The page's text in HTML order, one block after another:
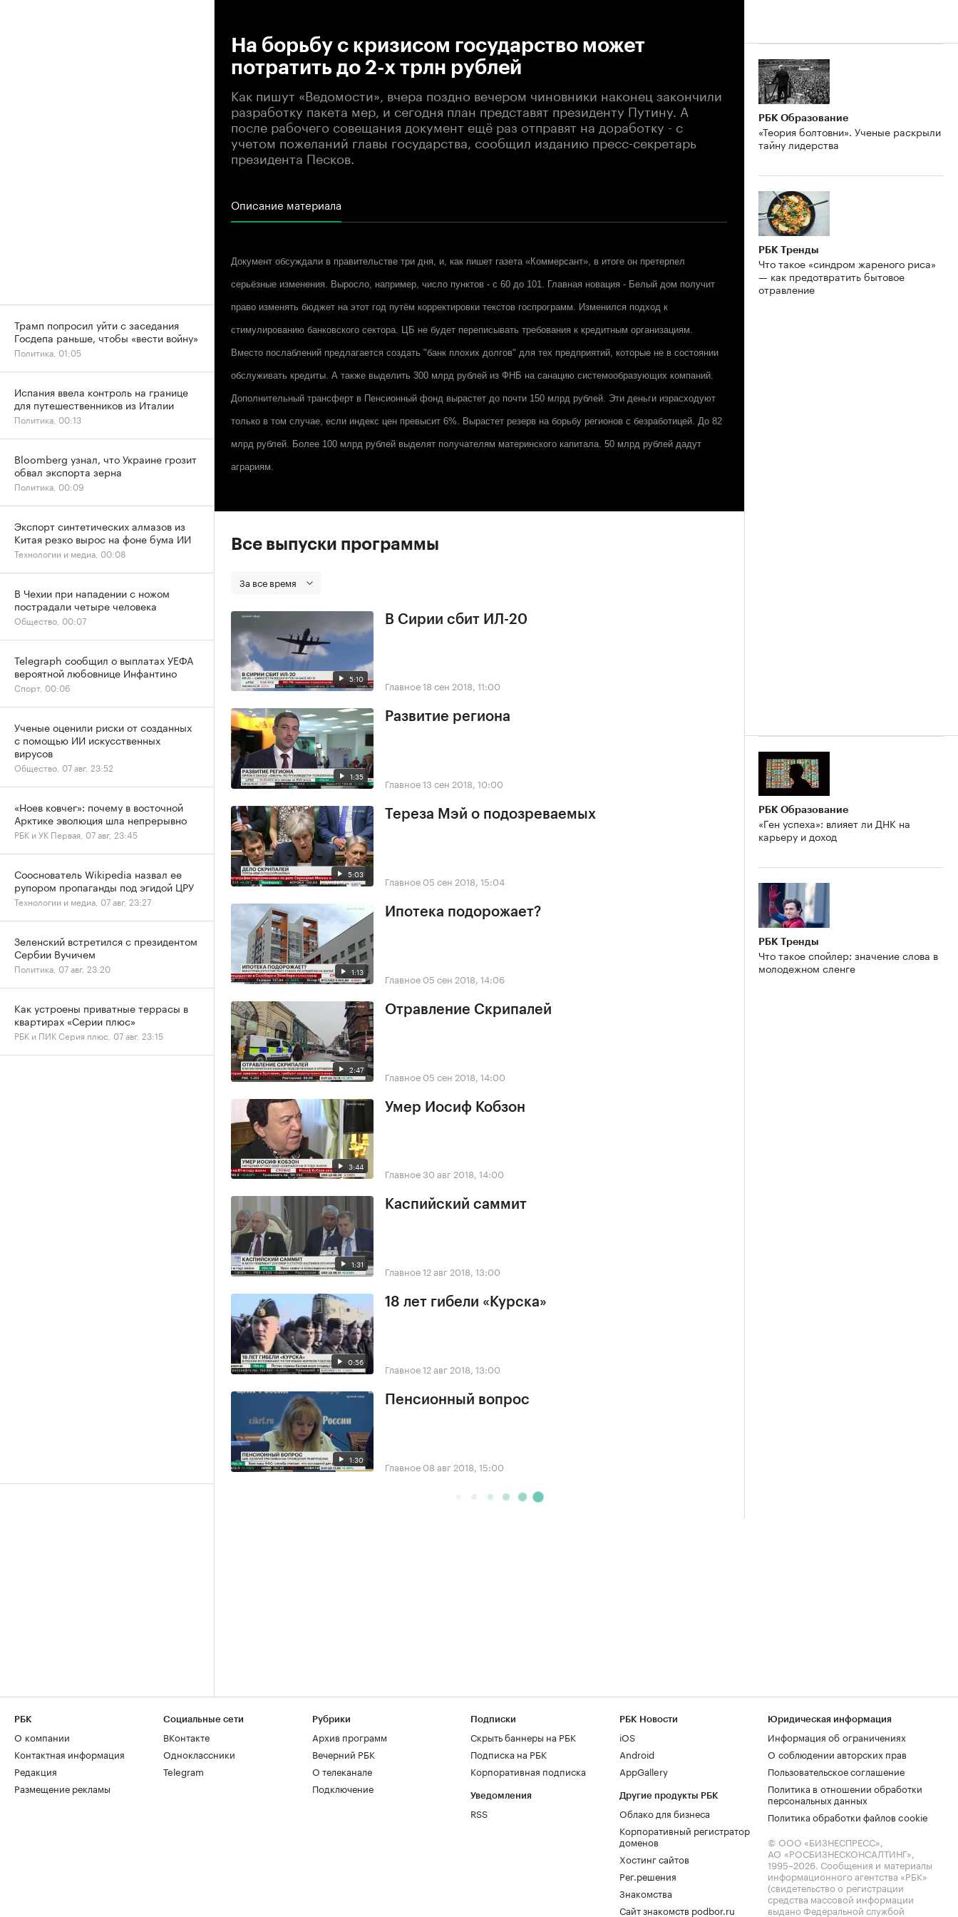
На борьбу с кризисом государство может
потратить до 2-х трлн рублей
Как пишут «Ведомости», вчера поздно вечером чиновники наконец закончили
разработку пакета мер, и сегодня план представят президенту Путину. А
после рабочего совещания документ ещё раз отправят на доработку - с
учетом пожеланий главы государства, сообщил изданию пресс-секретарь
президента Песков.
Описание материала
Документ обсуждали в правительстве три дня, и, как пишет газета «Коммерсант», в итоге он претерпел
серьёзные изменения. Выросло, например, число пунктов - с 60 до 101. Главная новация - Белый дом получит
право изменять бюджет на этот год путём корректировки текстов госпрограмм. Изменился подход к
стимулированию банковского сектора. ЦБ не будет переписывать требования к кредитным организациям.
Вместо послаблений предлагается создать "банк плохих долгов" для тех предприятий, которые не в состоянии
обслуживать кредиты. А также выделить 300 млрд рублей из ФНБ на санацию системообразующих компаний.
Дополнительный трансферт в Пенсионный фонд вырастет до почти 150 млрд рублей. Эти деньги израсходуют
только в том случае, если индекс цен превысит 6%. Вырастет резерв на борьбу регионов с безработицей. До 82
млрд рублей. Более 100 млрд рублей выделят получателям материнского капитала. 50 млрд рублей дадут
аграриям.
Все выпуски программы
За все время
5:10
В Сирии сбит ИЛ-20
Главное18 сен 2018, 11:00
1:35
Развитие региона
Главное13 сен 2018, 10:00
5:03
Тереза Мэй о подозреваемых
Главное 05 сен 2018, 15:04
1:13
Ипотека подорожает?
Главное 05 сен 2018, 14:06
2:47
Отравление Скрипалей
Главное 05 сен 2018, 14:00
3:44
Умер Иосиф Кобзон
Главное30 авг 2018, 14:00
1:31
Каспийский саммит
Главное12 авг 2018, 13:00
0:56
18 лет гибели «Курска»
Главное12 авг 2018, 13:00
1:30
Пенсионный вопрос
Главное 08 авг 2018, 15:00
РБК Образование
«Теория болтовни». Ученые раскрыли
тайну лидерства
РБК Тренды
Что такое «синдром жареного риса»
— как предотвратить бытовое
отравление
РБК Образование
«Ген успеха»: влияет ли ДНК на
карьеру и доход
РБК Тренды
Что такое спойлер: значение слова в
молодежном сленге
Трамп попросил уйти с заседания
Госдепа раньше, чтобы «вести войну»
Политика, 01:05
Испания ввела контроль на границе
для путешественников из Италии
Политика, 00:13
Bloomberg узнал, что Украине грозит
обвал экспорта зерна
Политика, 00:09
Экспорт синтетических алмазов из
Китая резко вырос на фоне бума ИИ
Технологии и медиа, 00:08
В Чехии при нападении с ножом
пострадали четыре человека
Общество, 00:07
Telegraph сообщил о выплатах УЕФА
вероятной любовнице Инфантино
Спорт, 00:06
Ученые оценили риски от созданных
с помощью ИИ искусственных
вирусов
Общество, 07 авг, 23:52
«Ноев ковчег»: почему в восточной
Арктике эволюция шла непрерывно
РБК и УК Первая, 07 авг, 23:45
Сооснователь Wikipedia назвал ее
рупором пропаганды под эгидой ЦРУ
Технологии и медиа, 07 авг, 23:27
Зеленский встретился с президентом
Сербии Вучичем
Политика, 07 авг, 23:20
Как устроены приватные террасы в
квартирах «Серии плюс»
РБК и ПИК Серия плюс, 07 авг, 23:15
РБК
О компании
Контактная информация
Редакция
Размещение рекламы
Социальные сети
ВКонтакте
Одноклассники
Telegram
Рубрики
Архив программ
Вечерний РБК
О телеканале
Подключение
Подписки
Скрыть баннеры на РБК
Подписка на РБК
Корпоративная подписка
Уведомления
RSS
РБК Новости
iOS
Android
AppGallery
Другие продукты РБК
Облако для бизнеса
Корпоративный регистратор
доменов
Хостинг сайтов
Рег.решения
Знакомства
Сайт знакомств podbor.ru
Юридическая информация
Информация об ограничениях
О соблюдении авторских прав
Пользовательское соглашение
Политика в отношении обработки
персональных данных
Политика обработки файлов cookie
© ООО «БИЗНЕСПРЕСС»,
АО «РОСБИЗНЕСКОНСАЛТИНГ»,
1995–2026. Сообщения и материалы
информационного агентства «РБК»
(свидетельство о регистрации
средства массовой информации
выдано Федеральной службой